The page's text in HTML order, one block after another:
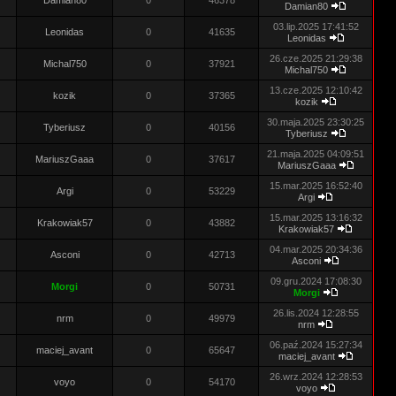
Damian80
Leonidas 0 41635
03.lip.2025 17:41:52
Leonidas
Michal750 0 37921
26.cze.2025 21:29:38
Michal750
kozik 0 37365
13.cze.2025 12:10:42
kozik
Tyberiusz 0 40156
30.maja.2025 23:30:25
Tyberiusz
MariuszGaaa 0 37617
21.maja.2025 04:09:51
MariuszGaaa
Argi 0 53229
15.mar.2025 16:52:40
Argi
Krakowiak57 0 43882
15.mar.2025 13:16:32
Krakowiak57
Asconi 0 42713
04.mar.2025 20:34:36
Asconi
Morgi 0 50731
09.gru.2024 17:08:30
Morgi
nrm 0 49979
26.lis.2024 12:28:55
nrm
maciej_avant 0 65647
06.paź.2024 15:27:34
maciej_avant
voyo 0 54170
26.wrz.2024 12:28:53
voyo